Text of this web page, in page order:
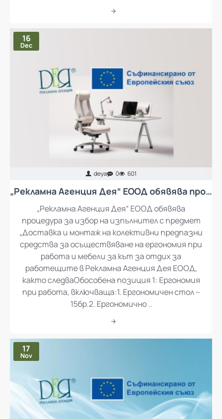
16
Dec
deya 0 601
„Рекламна Агенция Дея“ ЕООД обявява процедура за избор на изпълнител с предмет „Доставка и монтаж на колективни предпазни средства за осъществяване на ергономия при работа и мебели за кът за отдих за работещите в Рекламна Агенция Дея ЕООД
„Рекламна Агенция Дея“ ЕООД обявява
процедура за избор на изпълнител с предмет
„Доставка и монтаж на колективни предпазни
средства за осъществяване на ергономия при
работа и мебели за кът за отдих за
работещите в Рекламна Агенция Дея ЕООД,
както следваОбособена позиция 1: Ергономия
при работа, включваща:1. Ергономичен стол –
15бр.2. Ергономично ..
17
Nov